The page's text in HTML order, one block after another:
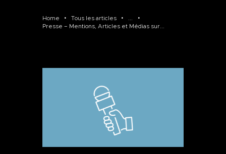
Home Tous les articles
...
Presse – Mentions, Articles et Médias sur...